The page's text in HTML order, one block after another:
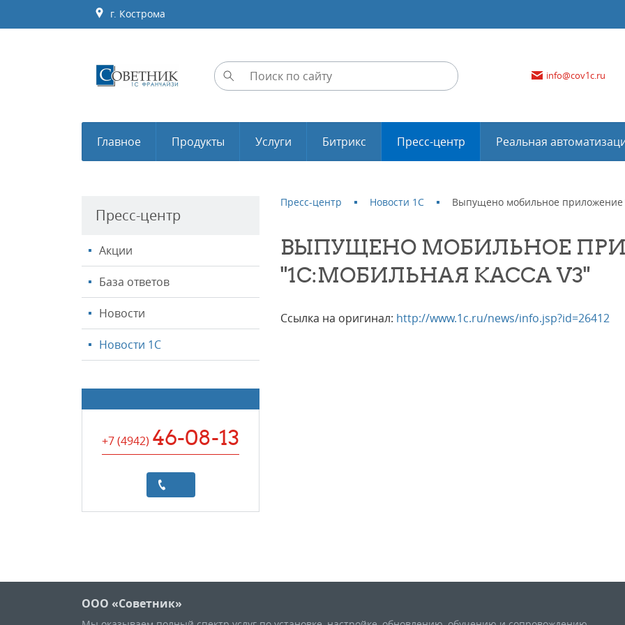
г. Кострома
info@cov1c.ru
Главное Продукты Услуги Битрикс Пресс-центр Реальная
Пресс-центр
Акции
База ответов
Новости
Новости 1С
+7 (4942) 46-08-13
Пресс-центр Новости 1С Выпущено мобильное приложение
ВЫПУЩЕНО МОБИЛЬНОЕ
"1С:МОБИЛЬНАЯ КАССА V3"
Ссылка на оригинал: http://www.1c.ru/news/info.jsp?id=26412
ООО «Советник»